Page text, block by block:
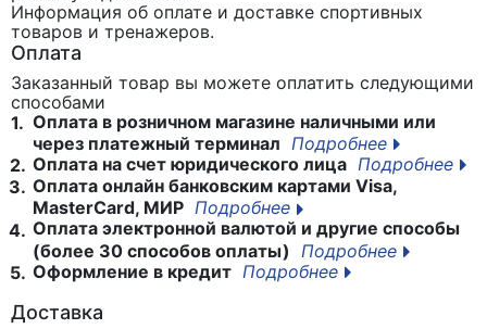
Информация об оплате и доставке спортивных
товаров и тренажеров.
Оплата
Заказанный товар вы можете оплатить следующими
способами
1. Оплата в розничном магазине наличными или
через платежный терминал Подробнее
2. Оплата на счет юридического лица Подробнее
3. Оплата онлайн банковским картами Visa,
MasterCard, МИР Подробнее
4. Оплата электронной валютой и другие способы
(более 30 способов оплаты)
Подробнее
5. Оформление в кредит Подробнее
Доставка